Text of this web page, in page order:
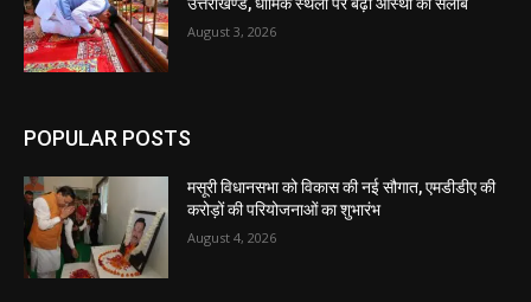
उत्तराखण्ड, धार्मिक स्थलों पर बढ़ा आस्था का सैलाब
August 3, 2026
POPULAR POSTS
मसूरी विधानसभा को विकास की नई सौगात, एमडीडीए की
करोड़ों की परियोजनाओं का शुभारंभ
August 4, 2026